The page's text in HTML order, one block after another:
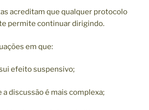
acreditam que qualquer protocolo
permite continuar dirigindo.
em que:
efeito suspensivo;
discussão é mais complexa;